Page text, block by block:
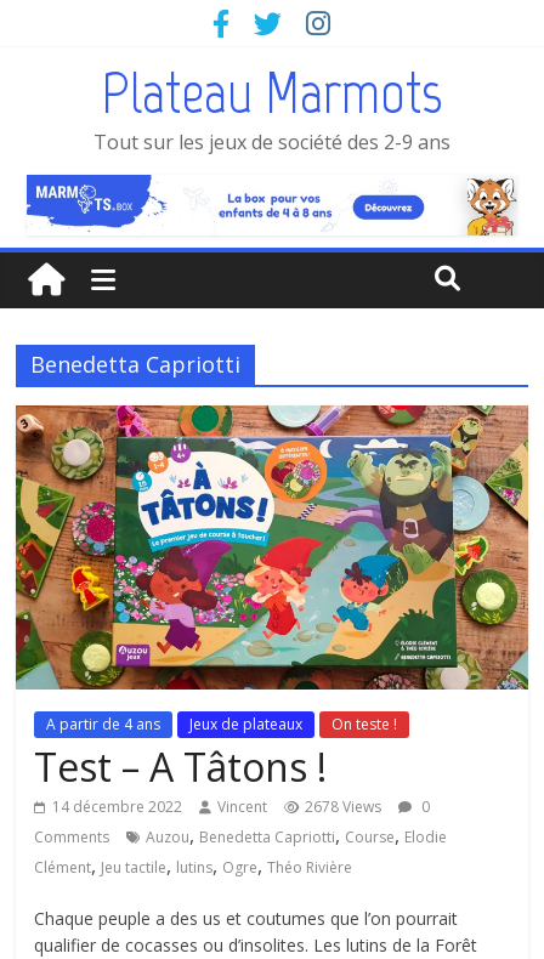
Plateau Marmots
Tout sur les jeux de société des 2-9 ans
Benedetta Capriotti
A partir de 4 ans Jeux de plateaux On teste !
Test – A Tâtons !
14 décembre 2022 Vincent 2678 Views
0
Comments
Auzou, Benedetta Capriotti, Course, Elodie
Clément, Jeu tactile, lutins, Ogre,Théo Rivière
Chaque peuple a des us et coutumes que l’on pourrait
qualifier de cocasses ou d’insolites. Les lutins de la Forêt